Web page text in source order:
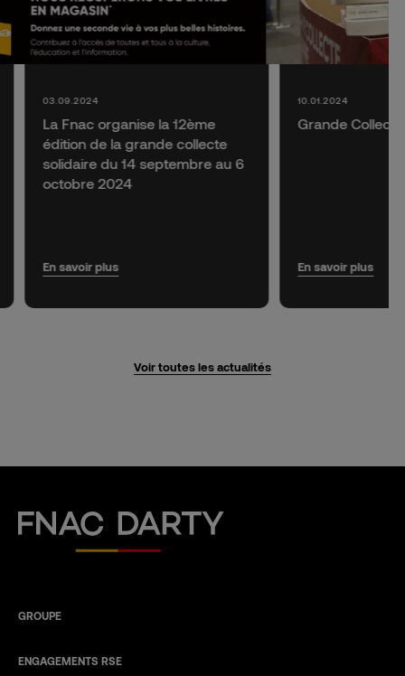
La Fnac organise la 12ème
édition de la grande collecte
solidaire du 14 septembre au 6
octobre 2024
03.09.2024
En savoir plus
Grande
10.01.2024
En savoir plus
Voir toutes les actualités
Fnac Darty
GROUPE
ENGAGEMENTS RSE